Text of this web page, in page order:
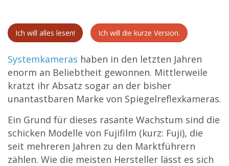
Ich will alles lesen! Ich will die kurze Version.
Systemkameras haben in den letzten Jahren
enorm an Beliebtheit gewonnen. Mittlerweile
kratzt ihr Absatz sogar an der bisher
unantastbaren Marke von Spiegelreflexkameras.
Ein Grund für dieses rasante Wachstum sind die
schicken Modelle von Fujifilm (kurz: Fuji), die
seit mehreren Jahren zu den Marktführern
zählen. Wie die meisten Hersteller lässt es sich